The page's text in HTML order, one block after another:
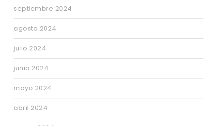
septiembre 2024
agosto 2024
julio 2024
junio 2024
mayo 2024
abril 2024